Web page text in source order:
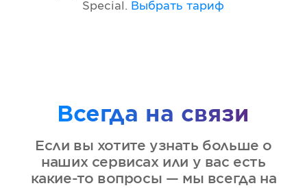
Special . Выбрать тариф
Всегда на связи
Если вы хотите узнать больше о
наших сервисах или у вас есть
какие-то вопросы — мы всегда на